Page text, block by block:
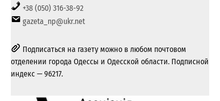
+38 (050) 316-38-92
gazeta_np@ukr.net
Подписаться на газету можно в любом почтовом
отделении города Одессы и Одесской области. Подписной
индекс — 96217.